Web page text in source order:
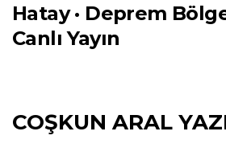
Hatay · Deprem
Canlı Yayın
COŞKUN ARAL